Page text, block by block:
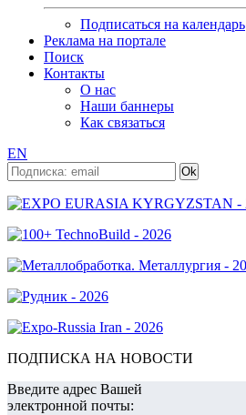
Подписаться на календарь
Реклама на портале
Поиск
Контакты
О нас
Наши баннеры
Как связаться
EN
ПОДПИСКА НА НОВОСТИ
Введите адрес Вашей
электронной почты: